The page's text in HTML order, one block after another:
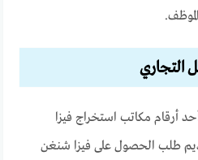
التجاري
أرقام مكاتب استخراج فيزا
طلب الحصول على فيزا شنغن